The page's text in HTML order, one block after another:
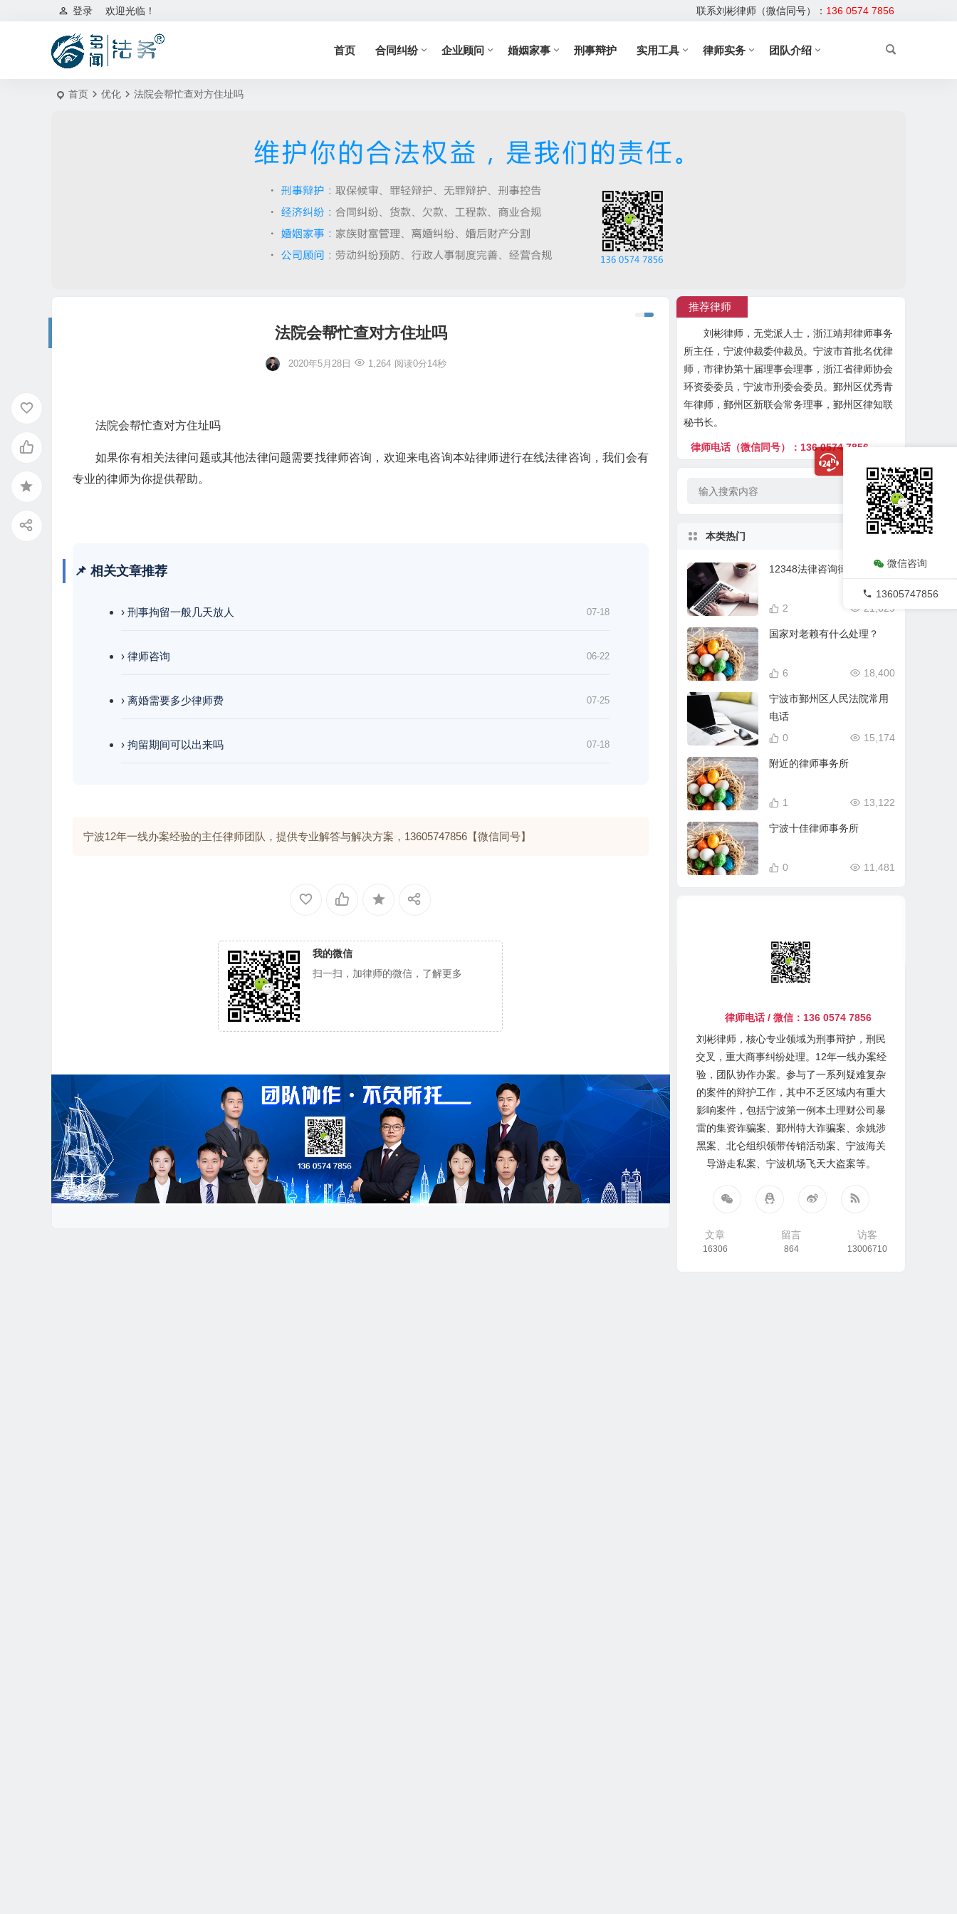
欢迎光临！
登录 联系刘彬律师（微信同号）： 136 0574 7856
首页 合同纠纷 企业顾问 婚姻家事 刑事辩护 实用工具 律师实务 团队介绍
首页 优化 法院会帮忙查对方住址吗
法院会帮忙查对方住址吗
2020年5月28日 1,264 阅读0分14秒
法院会帮忙查对方住址吗
如果你有相关法律问题或其他法律问题需要找律师咨询，欢迎来电咨询本站律师进行在线法律咨询，我们会有
专业的律师为你提供帮助。
📌 相关文章推荐
› 刑事拘留一般几天放人 07-18
› 律师咨询 06-22
› 离婚需要多少律师费 07-25
› 拘留期间可以出来吗 07-18
宁波12年一线办案经验的主任律师团队，提供专业解答与解决方案，13605747856【微信同号】
我的微信
扫一扫，加律师的微信，了解更多
推荐律师
刘彬律师，无党派人士，浙江靖邦律师事务
所主任，宁波仲裁委仲裁员。宁波市首批名优律
师，市律协第十届理事会理事，浙江省律师协会
环资委委员，宁波市刑委会委员。鄞州区优秀青
年律师，鄞州区新联会常务理事，鄞州区律知联
秘书长。
律师电话（微信同号）：136 0574 7856
本类热门
12348法律咨询律师在线
21,629
2
国家对老赖有什么处理？
18,400
6
宁波市鄞州区人民法院常用
电话
15,174
0
附近的律师事务所
13,122
1
宁波十佳律师事务所
11,481
0
律师电话 / 微信：136 0574 7856
刘彬律师，核心专业领域为刑事辩护，刑民
交叉，重大商事纠纷处理。12年一线办案经
验，团队协作办案。参与了一系列疑难复杂
的案件的辩护工作，其中不乏区域内有重大
影响案件，包括宁波第一例本土理财公司暴
雷的集资诈骗案、鄞州特大诈骗案、余姚涉
黑案、北仑组织领带传销活动案、宁波海关
导游走私案、宁波机场飞天大盗案等。
文章
16306
留言
864
访客
13006710
微信咨询
13605747856